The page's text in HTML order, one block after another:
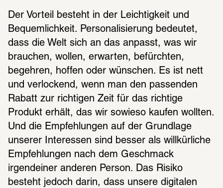
Der Vorteil besteht in der Leichtigkeit und
Bequemlichkeit. Personalisierung bedeutet,
dass die Welt sich an das anpasst, was wir
brauchen, wollen, erwarten, befürchten,
begehren, hoffen oder wünschen. Es ist nett
und verlockend, wenn man den passenden
Rabatt zur richtigen Zeit für das richtige
Produkt erhält, das wir sowieso kaufen wollten.
Und die Empfehlungen auf der Grundlage
unserer Interessen sind besser als willkürliche
Empfehlungen nach dem Geschmack
irgendeiner anderen Person. Das Risiko
besteht jedoch darin, dass unsere digitalen